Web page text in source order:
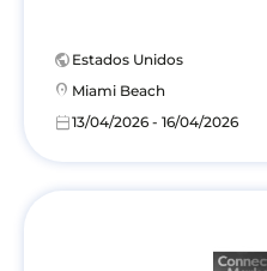
public Estados Unidos
location_on Miami Beach
calendar_today13/04/2026 - 16/04/2026